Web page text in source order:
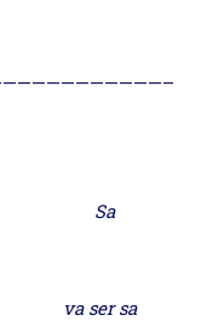
Sa
va ser sa